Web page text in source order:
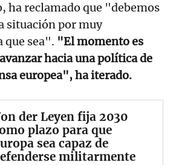
ha reclamado que "debemos
situación por muy
que sea". "El momento es
hacia una política de
europea", ha iterado.
der Leyen fija 2030
plazo para que
sea capaz de
militarmente